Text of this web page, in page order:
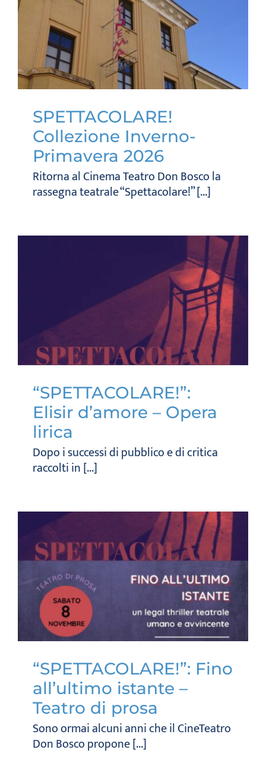
SPETTACOLARE!
Collezione Inverno-
Primavera 2026
Ritorna al Cinema Teatro Don Bosco la
rassegna teatrale “Spettacolare!” [...]
“SPETTACOLARE!”:
Elisir d’amore – Opera
lirica
Dopo i successi di pubblico e di critica
raccolti in [...]
“SPETTACOLARE!”: Fino
all’ultimo istante –
Teatro di prosa
Sono ormai alcuni anni che il CineTeatro
Don Bosco propone [...]